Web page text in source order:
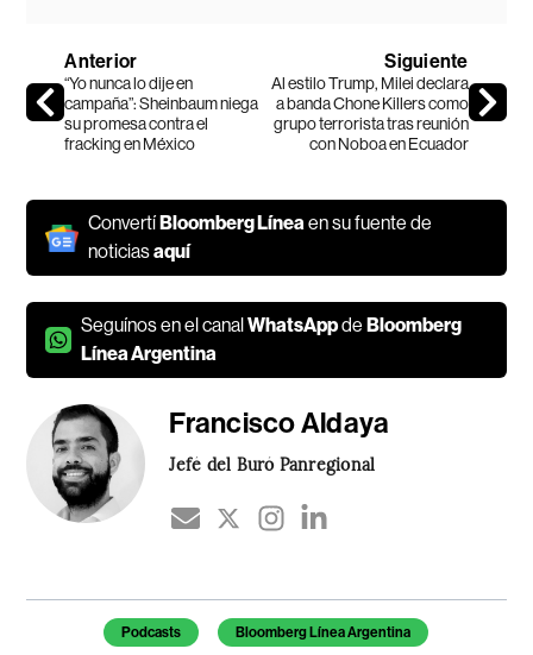
Anterior
“Yo nunca lo dije en
campaña”: Sheinbaum niega
su promesa contra el
fracking en México
Siguiente
Al estilo Trump, Milei declara
a banda Chone Killers como
grupo terrorista tras reunión
con Noboa en Ecuador
Convertí Bloomberg Líneaen su fuente de
noticiasaquí
Seguínos en el canalWhatsAppde Bloomberg
Línea Argentina
Francisco Aldaya
Jefé del Buró Panregional
Temas de este artículo
Podcasts Bloomberg Línea Argentina